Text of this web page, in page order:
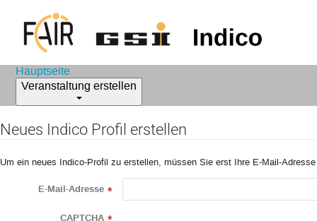
Hauptseite
Veranstaltung erstellen
Neues Indico Profil erstellen
Um ein neues Indico-Profil zu erstellen, müssen Sie erst Ihre E-Mail-
E-Mail-Adresse *
CAPTCHA